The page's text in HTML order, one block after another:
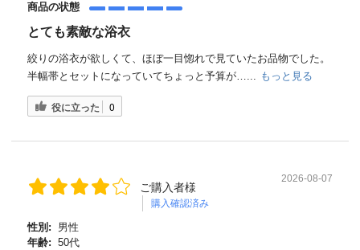
商品の状態
とても素敵な浴衣
絞りの浴衣が欲しくて、ほぼ一目惚れで見ていたお品物でした。
半幅帯とセットになっていてちょっと予算が…... もっと見る
役に立った 0
ご購入者様
購入確認済み
2026-08-07
性別:
男性
年齢: 50代